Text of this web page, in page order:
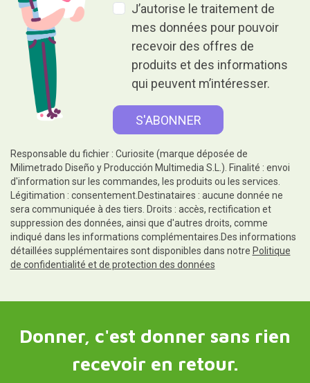
J’autorise le traitement de
mes données pour pouvoir
recevoir des offres de
produits et des informations
qui peuvent m’intéresser.
Responsable du fichier : Curiosite (marque déposée de
Milimetrado Diseño y Producción Multimedia S.L.). Finalité : envoi
d'information sur les commandes, les produits ou les services.
Légitimation : consentement.Destinataires : aucune donnée ne
sera communiquée à des tiers. Droits : accès, rectification et
suppression des données, ainsi que d'autres droits, comme
indiqué dans les informations complémentaires.Des informations
détaillées supplémentaires sont disponibles dans notre Politique
de confidentialité et de protection des données
Donner, c'est donner sans rien
recevoir en retour.